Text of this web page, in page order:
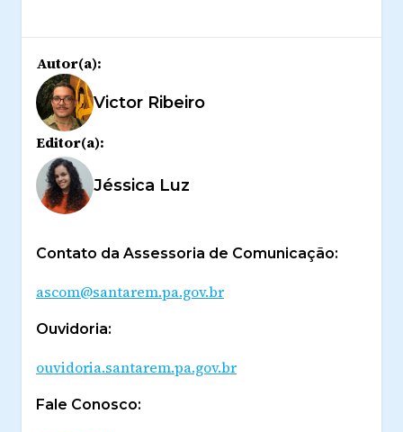
Autor(a):
Victor Ribeiro
Editor(a):
Jéssica Luz
Contato da Assessoria de Comunicação:
ascom@santarem.pa.gov.br
Ouvidoria:
ouvidoria.santarem.pa.gov.br
Fale Conosco: